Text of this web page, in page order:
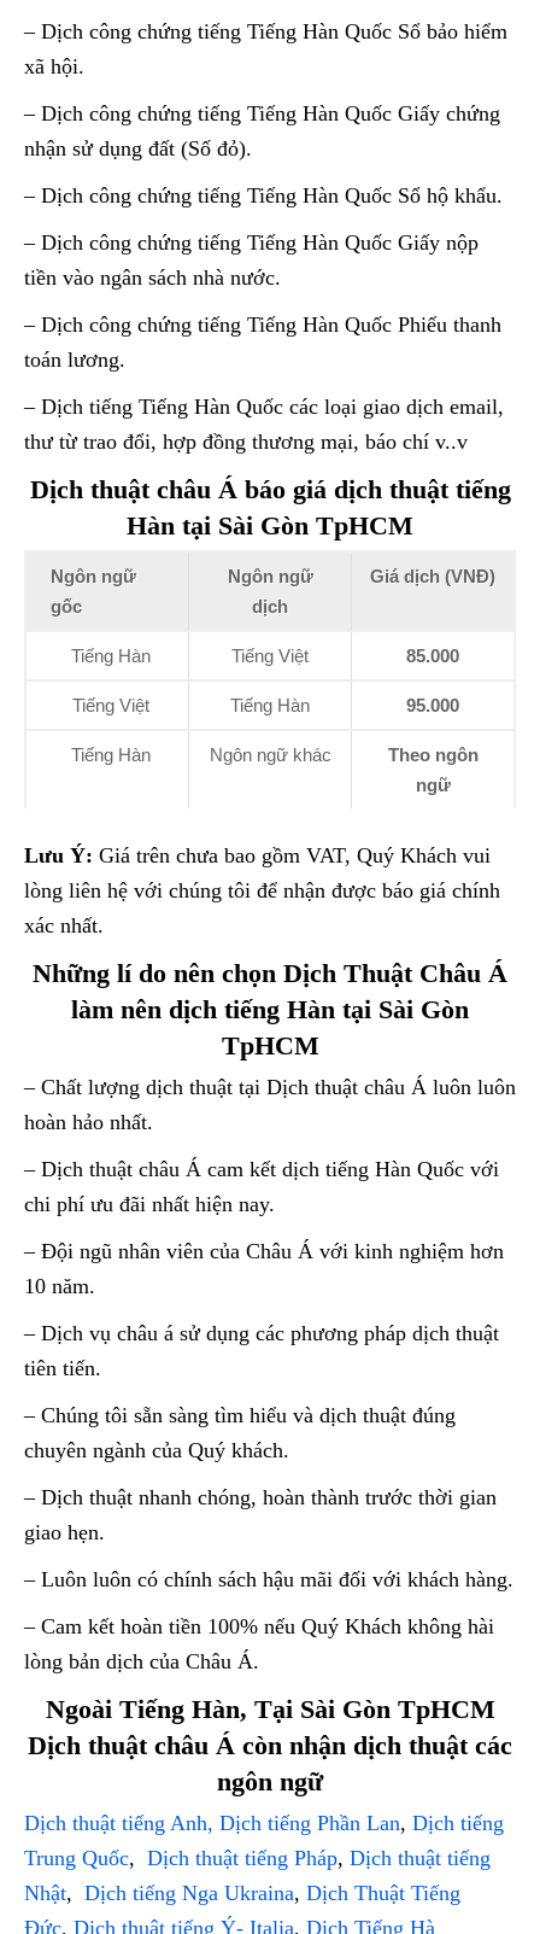
– Dịch công chứng tiếng Tiếng Hàn Quốc Sổ bảo hiểm
xã hội.
– Dịch công chứng tiếng Tiếng Hàn Quốc Giấy chứng
nhận sử dụng đất (Số đỏ).
– Dịch công chứng tiếng Tiếng Hàn Quốc Sổ hộ khẩu.
– Dịch công chứng tiếng Tiếng Hàn Quốc Giấy nộp
tiền vào ngân sách nhà nước.
– Dịch công chứng tiếng Tiếng Hàn Quốc Phiếu thanh
toán lương.
– Dịch tiếng Tiếng Hàn Quốc các loại giao dịch email,
thư từ trao đổi, hợp đồng thương mại, báo chí v..v
Dịch thuật châu Á báo giá dịch thuật tiếng
Hàn tại Sài Gòn TpHCM
Ngôn ngữ
gốc
Ngôn ngữ
dịch
Giá dịch (VNĐ)
Tiếng Hàn Tiếng Việt 85.000
Tiếng Việt Tiếng Hàn 95.000
Tiếng Hàn Ngôn ngữ khác
Theo ngôn
ngữ
Lưu Ý: Giá trên chưa bao gồm VAT, Quý Khách vui
lòng liên hệ với chúng tôi để nhận được báo giá chính
xác nhất.
Những lí do nên chọn Dịch Thuật Châu Á
làm nên dịch tiếng Hàn tại Sài Gòn
TpHCM
– Chất lượng dịch thuật tại Dịch thuật châu Á luôn luôn
hoàn hảo nhất.
– Dịch thuật châu Á cam kết dịch tiếng Hàn Quốc với
chi phí ưu đãi nhất hiện nay.
– Đội ngũ nhân viên của Châu Á với kinh nghiệm hơn
10 năm.
– Dịch vụ châu á sử dụng các phương pháp dịch thuật
tiên tiến.
– Chúng tôi sẵn sàng tìm hiểu và dịch thuật đúng
chuyên ngành của Quý khách.
– Dịch thuật nhanh chóng, hoàn thành trước thời gian
giao hẹn.
– Luôn luôn có chính sách hậu mãi đối với khách hàng.
– Cam kết hoàn tiền 100% nếu Quý Khách không hài
lòng bản dịch của Châu Á.
Ngoài Tiếng Hàn, Tại Sài Gòn TpHCM
Dịch thuật châu Á còn nhận dịch thuật các
ngôn ngữ
Dịch thuật tiếng Anh, Dịch tiếng Phần Lan, Dịch tiếng
Trung Quốc, Dịch thuật tiếng Pháp, Dịch thuật tiếng
Nhật, Dịch tiếng Nga Ukraina, Dịch Thuật Tiếng
Đức, Dịch thuật tiếng Ý- Italia, Dịch Tiếng Hà